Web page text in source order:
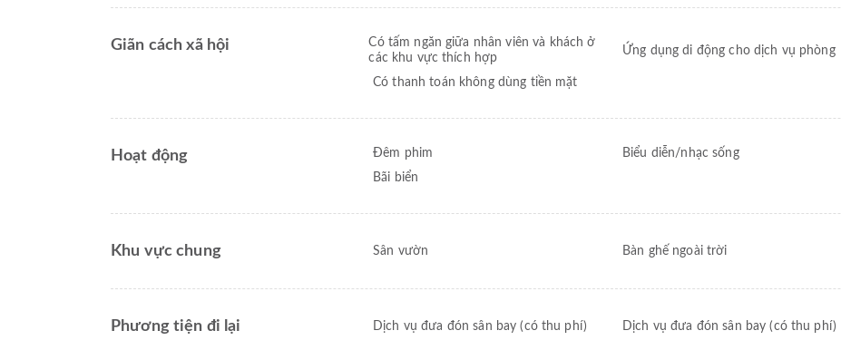
Giãn cách xã hội
Có tấm ngăn giữa nhân viên và khách ở
các khu vực thích hợp
Ứng dụng di động cho dịch vụ phòng
Có thanh toán không dùng tiền mặt
Hoạt động Đêm phim Biểu diễn/nhạc sống
Bãi biển
Khu vực chung Sân vườn Bàn ghế ngoài trời
Phương tiện đi lại Dịch vụ đưa đón sân bay (có thu phí) Dịch vụ đưa đón sân bay (có thu phí)